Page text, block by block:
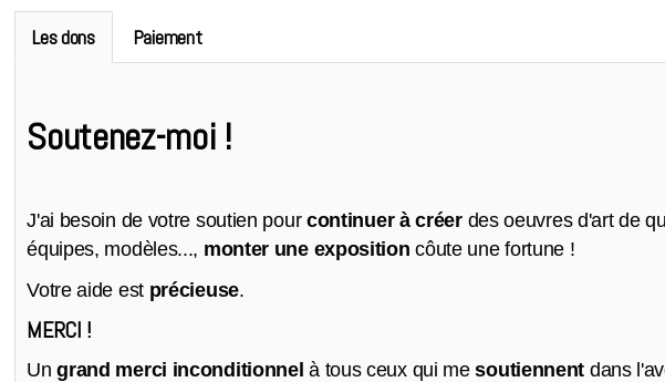
Les dons Paiement
Soutenez-moi !
J'ai besoin de votre soutien pour continuer à créerdes oeuvres d'art de
équipes, modèles..., monter une exposition côute une fortune !
Votre aide est précieuse.
MERCI !
Ungrand merci inconditionnel à tous ceux qui mesoutiennent dans